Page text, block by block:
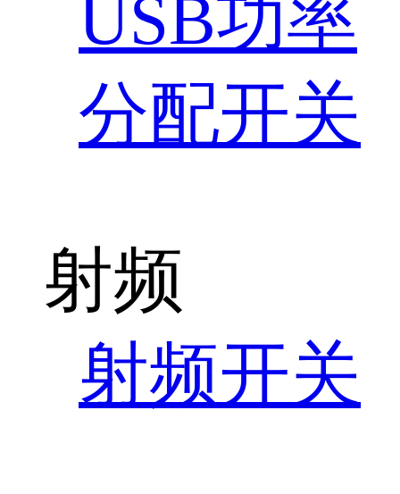
USB功率
分配开关
射频
射频开关